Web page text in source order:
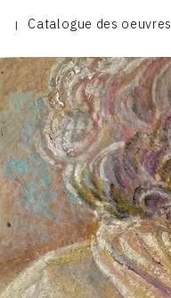
Catalogue des oeuvres